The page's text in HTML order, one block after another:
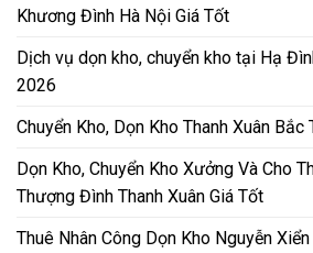
Khương Đình Hà Nội Giá Tốt
Dịch vụ dọn kho, chuyển kho tại Hạ
2026
Chuyển Kho, Dọn Kho Thanh Xuân Bắc
Dọn Kho, Chuyển Kho Xưởng Và Cho
Thượng Đình Thanh Xuân Giá Tốt
Thuê Nhân Công Dọn Kho Nguyễn